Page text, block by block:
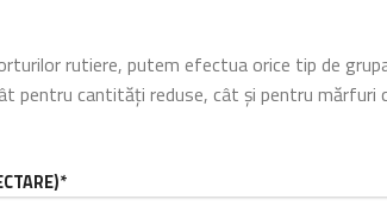
rutiere, putem efectua orice tip de
pentru cantități reduse, cât și pentru mărfuri